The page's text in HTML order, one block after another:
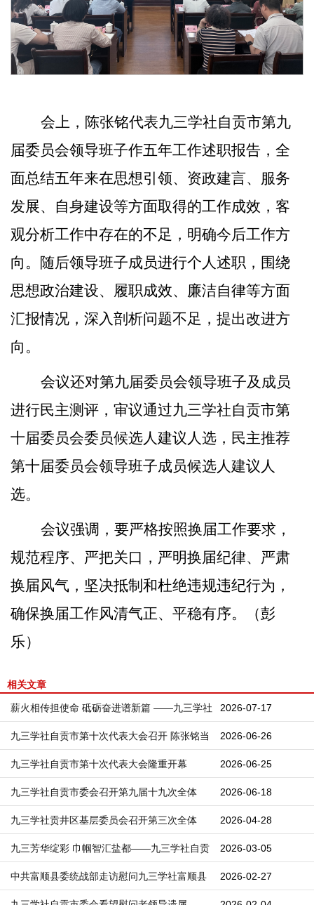
会上，陈张铭代表九三学社自贡市第九
届委员会领导班子作五年工作述职报告，全
面总结五年来在思想引领、 资政建言、 服务
发展、 自身建设等方面取得的工作成效，客
观分析工作中存在的不足 ，明确今后工作方
向。随后领导班子成员进行个人述职，围绕
思想政治建设、 履职成效、廉洁自律等方面
汇报情况，深入剖析问题不足，提出改进方
向 。
会议还对第九届委员会领导班子及成员
进行民主测评，审议通过九三学社自贡市第
十届委员会委员候选人建议 人选 ，民主推荐
第十届委员会领导班子成员候选人建议人
选。
会议强调，要严格按照换届工作要求，
规范程序、严把关口，严明换届纪律、严肃
换届风气，坚决抵制和杜绝违规违纪行为，
确保换届工作风清气正、平稳有序。（彭
乐）
相关文章
2026-07-17
薪火相传担使命 砥砺奋进谱新篇 ——九三学社
四川轻化工大学委员会换届工作圆满完成 2026-06-26
九三学社自贡市第十次代表大会召开 陈张铭当
选为新一届九三学社自贡市委会主委 2026-06-25
九三学社自贡市第十次代表大会隆重开幕
2026-06-18
九三学社自贡市委会召开第九届十九次全体
（扩大）会议 2026-04-28
九三学社贡井区基层委员会召开第三次全体
（扩大）会议 2026-03-05
九三芳华绽彩 巾帼智汇盐都——九三学社自贡
市委会开展2026年“三八”国际妇女节主题活动 2026-02-27
中共富顺县委统战部走访慰问九三学社富顺县